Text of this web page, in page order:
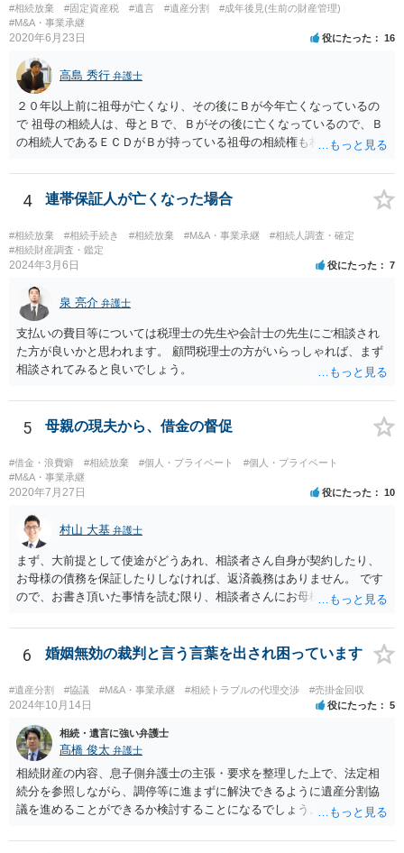
る扶養義務は配偶者や子に対する扶養義務に比べて弱いものです。 生
まれてすぐ両親が離婚し、その後会っていなかったという事情も、扶
養義務の順位を下げる一つの理由になります。
#相続放棄 #固定資産税 #遺言 #遺産分割
#成年後見(生前の財産管理)
#M&A・事業承継
2020年6月23日 役にたった 16
高島 秀行 弁護士
２０年以上前に祖母が亡くなり、その後にＢが今年亡くなっているの
で 祖母の相続人は、母とＢで、Ｂがその後に亡くなっているので、Ｂ
の相続人であるＥＣＤがＢが持っている祖母の相続権も相続すること
Ｅも行う必要があります。 Ｂの配偶者であるＥは常にＢの相続人とな
ります。
4 連帯保証人が亡くなった場合
#相続放棄 #相続手続き #相続放棄 #M&A・事業承継
#相続人調査・確定
#相続財産調査・鑑定
2024年3月6日 役にたった 7
泉 亮介 弁護士
支払いの費目等については税理士の先生や会計士の先生にご相談され
た方が良いかと思われます。 顧問税理士の方がいらっしゃれば、まず
相談されてみると良いでしょう。
5 母親の現夫から、借金の督促
#借金・浪費癖 #相続放棄 #個人・プライベート
#個人・プライベート
#M&A・事業承継
2020年7月27日 役にたった 10
村山 大基 弁護士
まず、大前提として使途がどうあれ、相談者さん自身が契約したり、
お母様の債務を保証したりしなければ、返済義務はありません。 です
ので、お書き頂いた事情を読む限り、相談者さんにお母様の現夫への
も法律相談に行けば同趣旨のことを回答されるので、裁判まではしな
いと思います） ・借りたのは母なので、私は支払いませんと伝える あ
6 婚姻無効の裁判と言う言葉を出され困っています
#遺産分割 #協議 #M&A・事業承継 #相続トラブルの代理交渉 #売掛金回収
2024年10月14日 役にたった 5
相続・遺言に強い弁護士
髙橋 俊太 弁護士
相続財産の内容、息子側弁護士の主張・要求を整理した上で、法定相
続分を参照しながら、調停等に進まずに解決できるように遺産分割協
議を進めることができるか検討することになるでしょう。少なくとも
遺産をまとめて現金でくれ】という要求に応じる必要はありません。